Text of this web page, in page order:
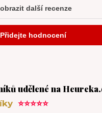
udělené na
⭐⭐⭐⭐⭐